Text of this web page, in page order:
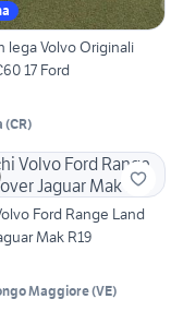
lega Volvo Originali
17 Ford
(CR)
Ford Range Land
Mak R19
Maggiore(VE)